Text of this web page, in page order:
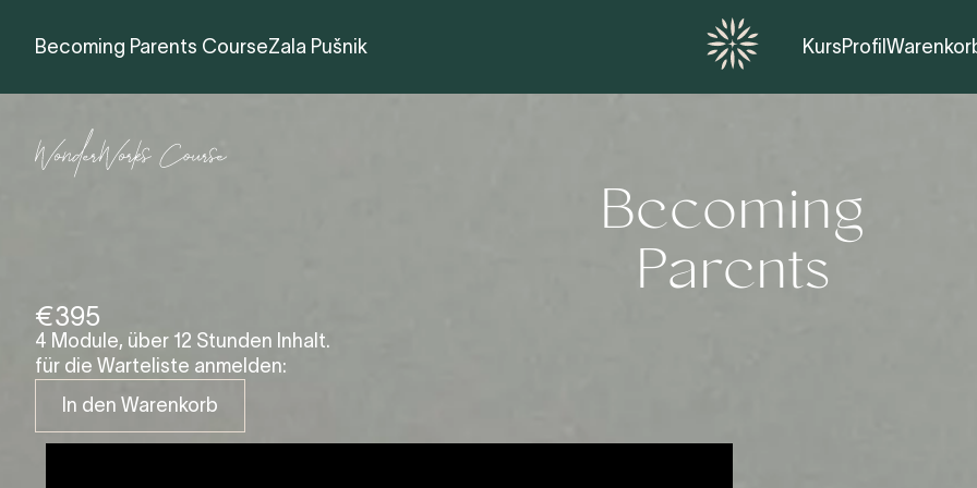
Becoming Parents CourseZala Pušnik KursProfil
Becoming
Parents
€395
4 Module, über 12 Stunden Inhalt.
für die Warteliste anmelden:
In den Warenkorb